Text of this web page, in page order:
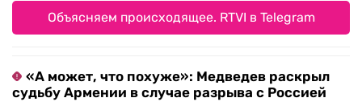
Объясняем происходящее. RTVI в Telegram
«А может, что похуже»: Медведев раскрыл
судьбу Армении в случае разрыва с Россией